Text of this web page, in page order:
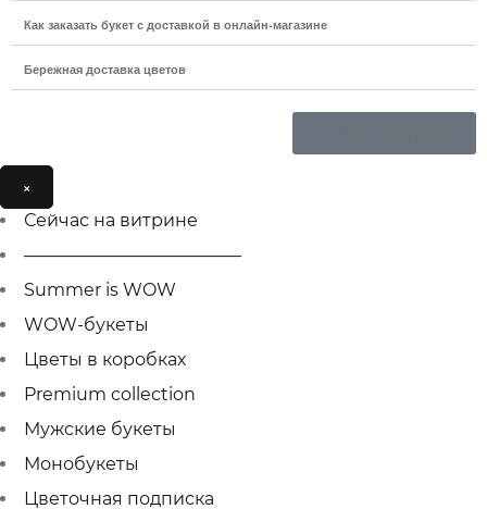
Как заказать букет с доставкой в онлайн-магазине
Бережная доставка цветов
×
Сейчас на витрине
————————————–
Summer is WOW
WOW-букеты
Цветы в коробках
Premium collection
Мужcкие букеты
Монобукеты
Цветочная подписка